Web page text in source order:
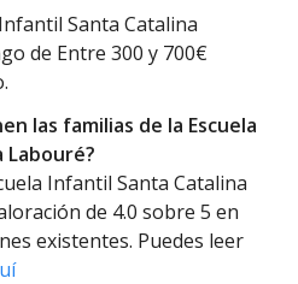
Santa Catalina
de Entre 300 y 700€
las familias de la Escuela
Labouré?
Infantil Santa Catalina
de 4.0 sobre 5 en
existentes. Puedes leer